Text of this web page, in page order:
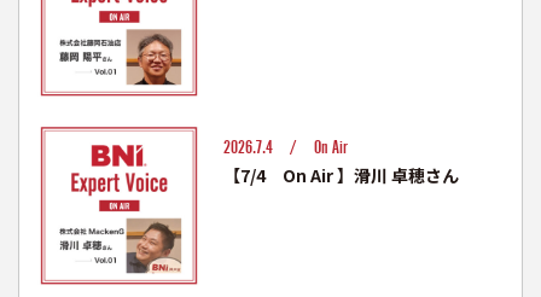
2026.7.4 /On Air
【7/4 On Air 】滑川 卓穂さん